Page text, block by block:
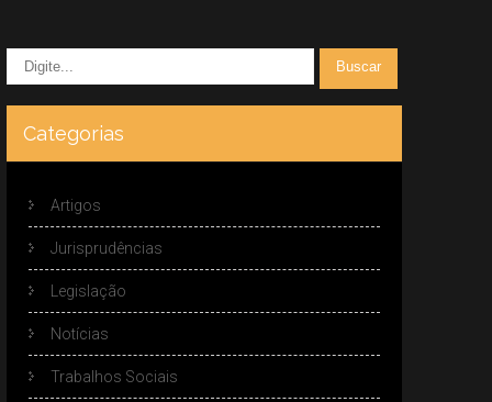
Categorias
Artigos
Jurisprudências
Legislação
Notícias
Trabalhos Sociais